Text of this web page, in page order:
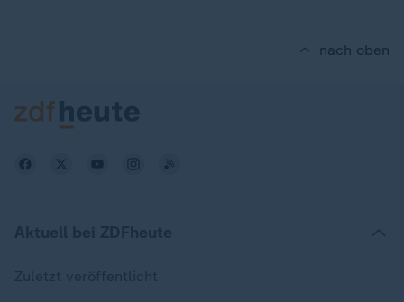
nach oben